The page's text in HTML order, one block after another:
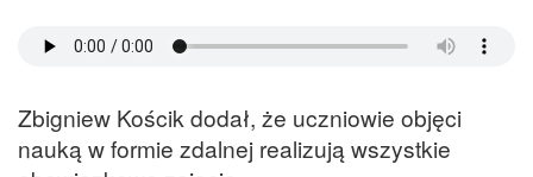
Zbigniew Kościk dodał, że uczniowie objęci
nauką w formie zdalnej realizują wszystkie